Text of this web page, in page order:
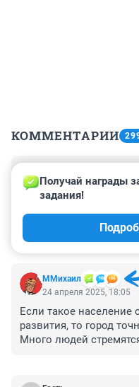
КОММЕНТАРИИ
24 апреля 2025, 21:56
Надо запретить
дорогами и
зоне и вырубкой
отдыхать от
ММихаил
Получай награды
задания!
24 апреля 2025, 18:05
Если такое население
развития, то город
Много людей
какая-то жизнь. Но
чтобы появлялись